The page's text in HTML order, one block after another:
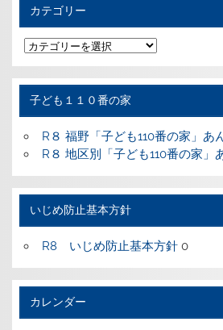
カテゴリー
カ
テ
ゴ
リ
子ども１１０番の家
R８ 福野「子ども110番の家」あ
R８ 地区別「子ども110番の家」
いじめ防止基本方針
R8 いじめ防止基本方針0
カレンダー